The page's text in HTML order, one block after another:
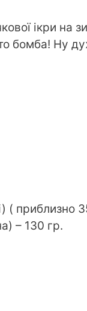
ікри на
бомба! Ну
( приблизно
– 130 гр.